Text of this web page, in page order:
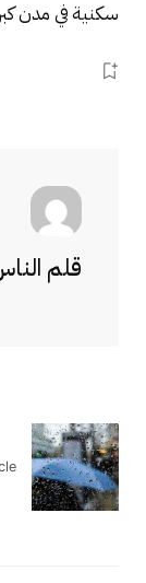
سكنية في مدن
قلم